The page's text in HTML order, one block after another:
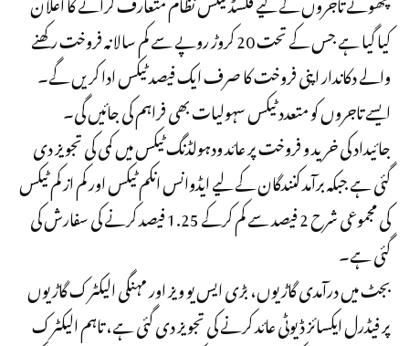
کیا گیا ہے جس کے تحت 20 کروڑ روپے سے کم سالانہ فروخت رکھنے
والے دکاندار اپنی فروخت کا صرف ایک فیصد ٹیکس ادا کریں گے۔
ایسے تاجروں کو متعدد ٹیکس سہولیات بھی فراہم کی جائیں گی۔
جائیداد کی خرید و فروخت پر عائد ودہولڈنگ ٹیکس میں کمی کی تجویز دی
گئی ہے جبکہ برآمد کنندگان کے لیے ایڈوانس انکم ٹیکس اور کم از کم ٹیکس
کی مجموعی شرح 2 فیصد سے کم کرکے 1.25 فیصد کرنے کی سفارش کی
گئی ہے۔
بجٹ میں درآمدی گاڑیوں، بڑی ایس یو ویز اور مہنگی الیکٹرک گاڑیوں
پر فیڈرل ایکسائز ڈیوٹی عائد کرنے کی تجویز دی گئی ہے، تاہم الیکٹرک